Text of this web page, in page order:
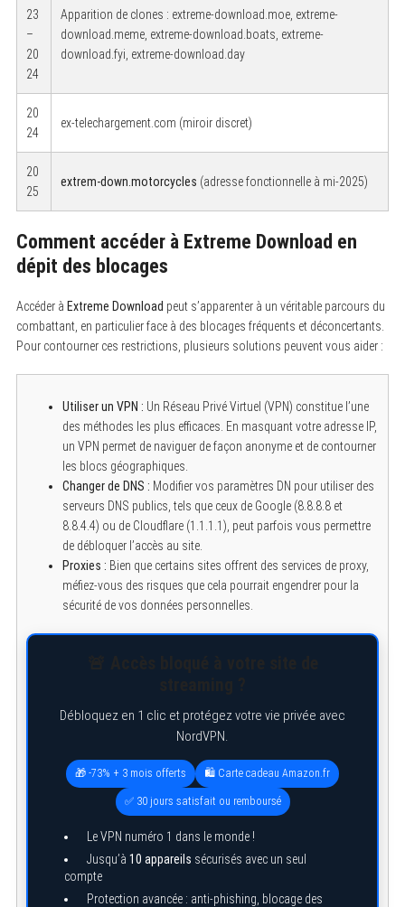
23
–
20
24
Apparition de clones : extreme-download.moe, extreme-
download.meme, extreme-download.boats, extreme-
download.fyi, extreme-download.day
20
24
ex-telechargement.com (miroir discret)
20
25
extrem-down.motorcycles (adresse fonctionnelle à mi-2025)
Comment accéder à Extreme Download en
dépit des blocages
Accéder à Extreme Download peut s’apparenter à un véritable parcours du
combattant, en particulier face à des blocages fréquents et déconcertants.
Pour contourner ces restrictions, plusieurs solutions peuvent vous aider :
Utiliser un VPN : Un Réseau Privé Virtuel (VPN) constitue l’une
des méthodes les plus efficaces. En masquant votre adresse IP,
un VPN permet de naviguer de façon anonyme et de contourner
les blocs géographiques.
Changer de DNS : Modifier vos paramètres DN pour utiliser des
serveurs DNS publics, tels que ceux de Google (8.8.8.8 et
8.8.4.4) ou de Cloudflare (1.1.1.1), peut parfois vous permettre
de débloquer l’accès au site.
Proxies : Bien que certains sites offrent des services de proxy,
méfiez-vous des risques que cela pourrait engendrer pour la
sécurité de vos données personnelles.
Débloquez en 1 clic et protégez votre vie privée avec
NordVPN.
🎁 -73% + 3 mois offerts 🛍️ Carte cadeau Amazon.fr
✅ 30 jours satisfait ou remboursé
Le VPN numéro 1 dans le monde !
Jusqu’à 10 appareils sécurisés avec un seul
compte
Protection avancée : anti-phishing, blocage des